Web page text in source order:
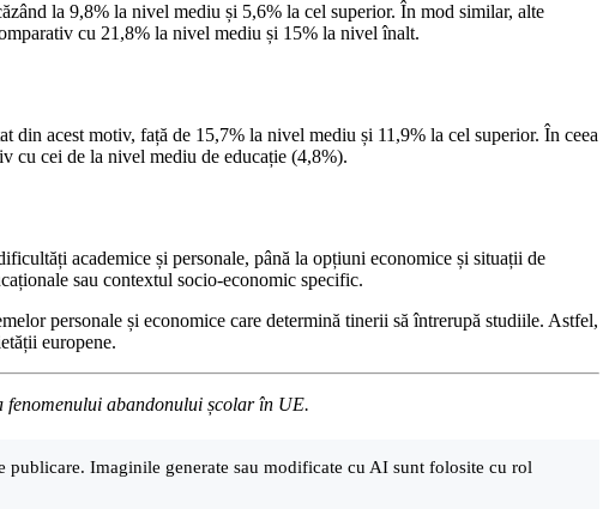
la 9,8% la nivel mediu și 5,6% la cel superior. În mod similar, alte
cu 21,8% la nivel mediu și 15% la nivel înalt.
acest motiv, față de 15,7% la nivel mediu și 11,9% la cel superior. În ceea
cu cei de la nivel mediu de educație (4,8%).
academice și personale, până la opțiuni economice și situații de
sau contextul socio-economic specific.
personale și economice care determină tinerii să întrerupă studiile. Astfel,
europene.
fenomenului abandonului școlar în UE.
Imaginile generate sau modificate cu AI sunt folosite cu rol